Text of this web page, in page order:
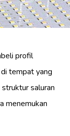
profil
tempat yang
saluran
menemukan